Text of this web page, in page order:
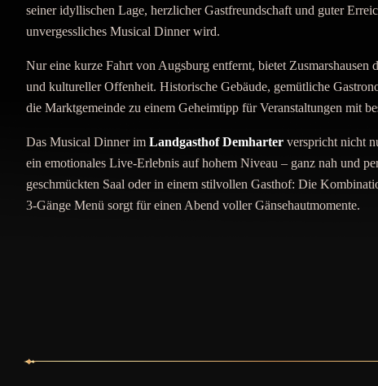
seiner idyllischen Lage, herzlicher Gastfreundschaft und guter
unvergessliches Musical Dinner wird.
Nur eine kurze Fahrt von Augsburg entfernt, bietet
und kultureller Offenheit. Historische Gebäude, gemütliche
die Marktgemeinde zu einem Geheimtipp für Veranstaltungen mit
Das Musical Dinner im Landgasthof Demharter verspricht nicht
ein emotionales Live-Erlebnis auf hohem Niveau – ganz nah und
geschmückten Saal oder in einem stilvollen Gasthof: Die
3-Gänge Menü sorgt für einen Abend voller Gänsehautmomente.